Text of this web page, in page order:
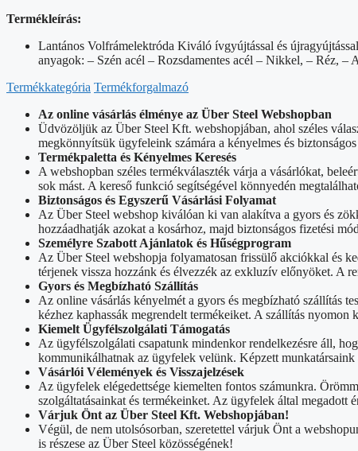
Termékleírás:
Lantános Volfrámelektróda Kiváló ívgyújtással és
anyagok: – Szén acél – Rozsdamentes acél – Nikkel, – Réz,
Termékkategória Termékforgalmazó
Az online vásárlás élménye az Über Steel Webshopban
Üdvözöljük az Über Steel Kft. webshopjában, ahol széles
megkönnyítsük ügyfeleink számára a kényelmes és
Termékpaletta és Kényelmes Keresés
A webshopban széles termékválaszték várja a vásárlókat,
sok mást. A kereső funkció segítségével könnyedén
Biztonságos és Egyszerű Vásárlási Folyamat
Az Über Steel webshop kiválóan ki van alakítva a gyors és
hozzáadhatják azokat a kosárhoz, majd biztonságos fizetési
Személyre Szabott Ajánlatok és Hűségprogram
Az Über Steel webshopja folyamatosan frissülő akciókkal és
térjenek vissza hozzánk és élvezzék az exkluzív előnyöket. A
Gyors és Megbízható Szállítás
Az online vásárlás kényelmét a gyors és megbízható szállítás
kézhez kaphassák megrendelt termékeiket. A szállítás
Kiemelt Ügyfélszolgálati Támogatás
Az ügyfélszolgálati csapatunk mindenkor rendelkezésre áll,
kommunikálhatnak az ügyfelek velünk. Képzett
Vásárlói Vélemények és Visszajelzések
Az ügyfelek elégedettsége kiemelten fontos számunkra.
szolgáltatásainkat és termékeinket. Az ügyfelek által
Várjuk Önt az Über Steel Kft. Webshopjában!
Végül, de nem utolsósorban, szeretettel várjuk Önt a
is részese az Über Steel közösségének!